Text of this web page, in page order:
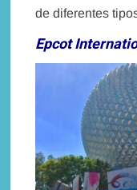
de diferentes
Epcot